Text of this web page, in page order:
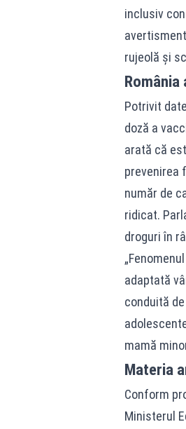
inclusiv
rujeolă și
Potrivit
doză a
arată că
prevenirea
număr de
ridicat.
droguri în
adaptată
conduită
mamă
Materia
Conform
Ministerul